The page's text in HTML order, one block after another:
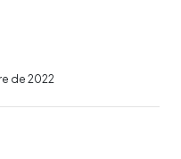
de 2022